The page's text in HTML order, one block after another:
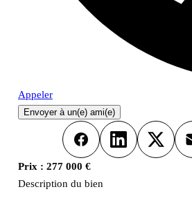
Appeler
Envoyer à un(e) ami(e)
FacebookLinkedInX
Prix : 277 000 €
Description du bien